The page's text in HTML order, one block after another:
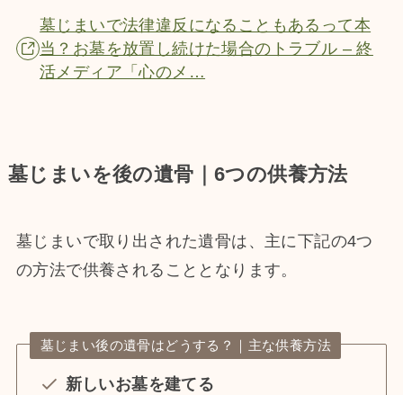
墓じまいで法律違反になることもあるって本
当？お墓を放置し続けた場合のトラブル – 終
活メディア「心のメ…
墓じまいを後の遺骨｜6つの供養方法
墓じまいで取り出された遺骨は、主に下記の4つ
の方法で供養されることとなります。
墓じまい後の遺骨はどうする？｜主な供養方法
新しいお墓を建てる